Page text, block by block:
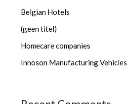
Belgian Hotels
(geen titel)
Homecare companies
Innoson Manufacturing Vehicles